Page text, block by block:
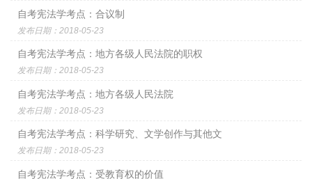
自考宪法学考点：合议制
发布日期：2018-05-23
自考宪法学考点：地方各级人民法院的职权
发布日期：2018-05-23
自考宪法学考点：地方各级人民法院
发布日期：2018-05-23
自考宪法学考点：科学研究、文学创作与其他文
发布日期：2018-05-23
自考宪法学考点：受教育权的价值